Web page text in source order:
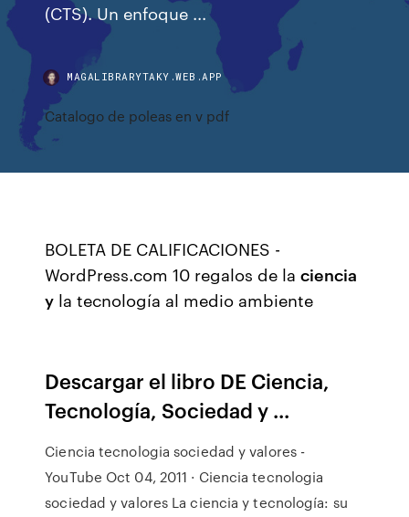
(CTS). Un enfoque ...
MAGALIBRARYTAKY.WEB.APP
Catalogo de poleas en v pdf
BOLETA DE CALIFICACIONES -
WordPress.com 10 regalos de laciencia
y la tecnología al medio ambiente
Descargar el libro DE Ciencia,
Tecnología, Sociedad y ...
Ciencia tecnologia sociedad y valores -
YouTube Oct 04, 2011 · Ciencia tecnologia
sociedad y valores La ciencia y tecnología: su